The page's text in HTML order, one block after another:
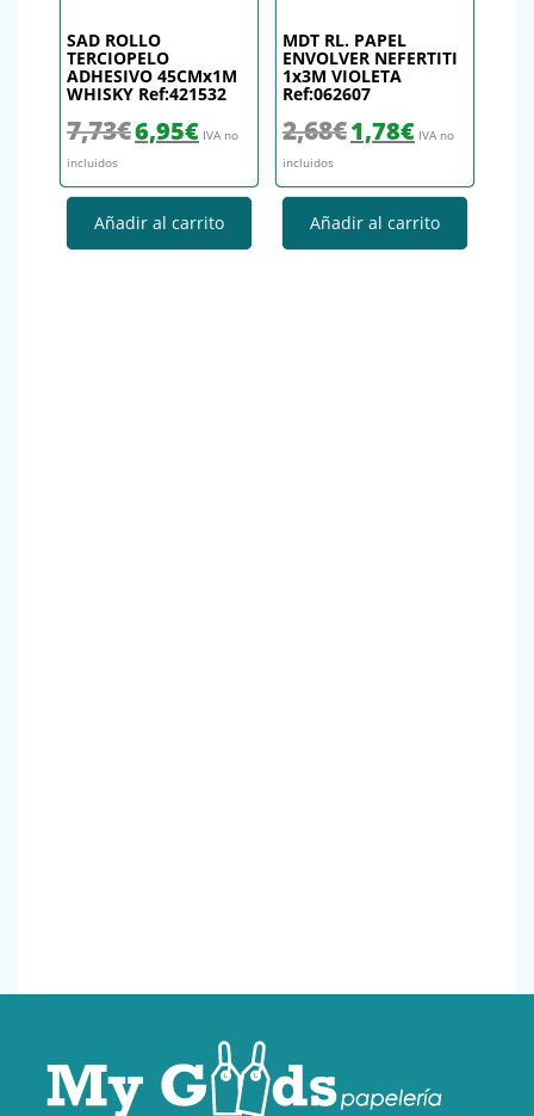
SAD ROLLO
TERCIOPELO
ADHESIVO 45CMx1M
WHISKY Ref:421532
7,73€ El precio original era: 7,73€.
6,95€El precio actual es: 6,95€.
IVA no
incluidos
Añadir al carrito
MDT RL. PAPEL
ENVOLVER NEFERTITI
1x3M VIOLETA
Ref:062607
2,68€ El precio original era: 2,68€.
1,78€El precio actual
IVA no
incluidos
Añadir al carrito